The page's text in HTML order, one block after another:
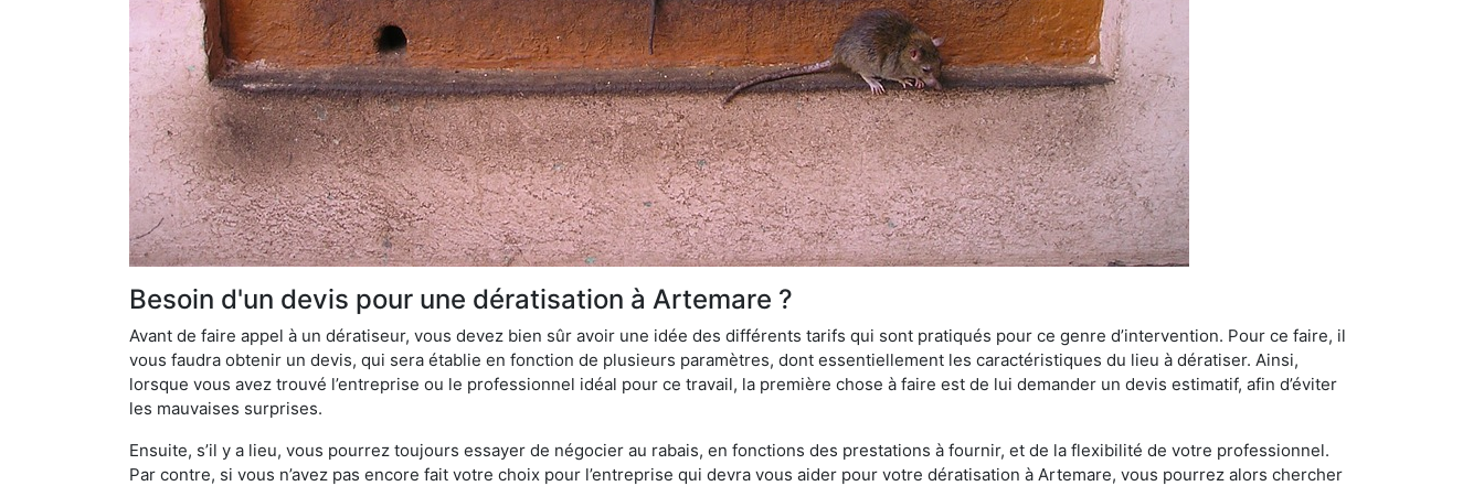
Besoin d'un devis pour une dératisation à Artemare ?
Avant de faire appel à un dératiseur, vous devez bien sûr avoir une idée des différents tarifs qui sont pratiqués pour ce genre d’intervention. Pour ce faire, il
vous faudra obtenir un devis, qui sera établie en fonction de plusieurs paramètres, dont essentiellement les caractéristiques du lieu à dératiser. Ainsi,
lorsque vous avez trouvé l’entreprise ou le professionnel idéal pour ce travail, la première chose à faire est de lui demander un devis estimatif, afin d’éviter
les mauvaises surprises.
Ensuite, s’il y a lieu, vous pourrez toujours essayer de négocier au rabais, en fonctions des prestations à fournir, et de la flexibilité de votre professionnel.
Par contre, si vous n’avez pas encore fait votre choix pour l’entreprise qui devra vous aider pour votre dératisation à Artemare, vous pourrez alors chercher